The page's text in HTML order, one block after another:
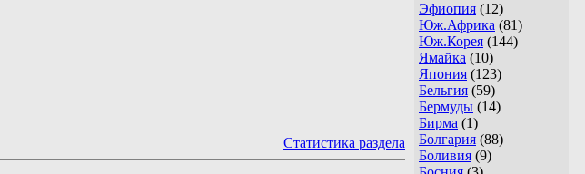
Эфиопия (12)
Юж.Африка (81)
Юж.Корея (144)
Ямайка (10)
Япония (123)
Бельгия (59)
Бермуды (14)
Бирма (1)
Болгария (88)
Боливия (9)
Статистика раздела